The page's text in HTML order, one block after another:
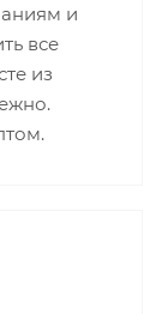
и
все
из